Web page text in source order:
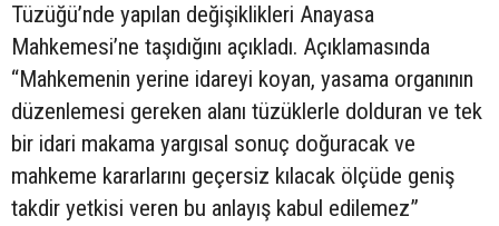
Tüzüğü’nde yapılan değişiklikleri Anayasa
Mahkemesi’ne taşıdığını açıkladı. Açıklamasında
“Mahkemenin yerine idareyi koyan, yasama organının
düzenlemesi gereken alanı tüzüklerle dolduran ve tek
bir idari makama yargısal sonuç doğuracak ve
mahkeme kararlarını geçersiz kılacak ölçüde geniş
takdir yetkisi veren bu anlayış kabul edilemez”